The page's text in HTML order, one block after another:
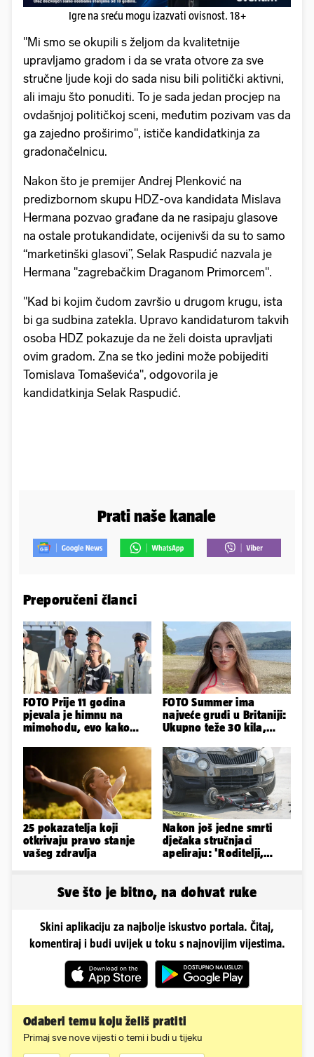
Igre na sreću mogu izazvati ovisnost. 18+
"Mi smo se okupili s željom da kvalitetnije
upravljamo gradom i da se vrata otvore za sve
stručne ljude koji do sada nisu bili politički aktivni,
ali imaju što ponuditi. To je sada jedan procjep na
ovdašnjoj političkoj sceni, međutim pozivam vas da
ga zajedno proširimo", ističe kandidatkinja za
gradonačelnicu.
Nakon što je premijer Andrej Plenković na
predizbornom skupu HDZ-ova kandidata Mislava
Hermana pozvao građane da ne rasipaju glasove
na ostale protukandidate, ocijenivši da su to samo
“marketinški glasovi”, Selak Raspudić nazvala je
Hermana "zagrebačkim Draganom Primorcem".
"Kad bi kojim čudom završio u drugom krugu, ista
bi ga sudbina zatekla. Upravo kandidaturom takvih
osoba HDZ pokazuje da ne želi doista upravljati
ovim gradom. Zna se tko jedini može pobijediti
Tomislava Tomaševića", odgovorila je
kandidatkinja Selak Raspudić.
Prati naše kanale
Preporučeni članci
FOTO Prije 11 godina
pjevala je himnu na
mimohodu, evo kako
FOTO Summer ima
najveće grudi u Britaniji:
Ukupno teže 30 kila,
smanjivanju...
25 pokazatelja koji
otkrivaju pravo stanje
vašeg zdravlja
Nakon još jedne smrti
dječaka stručnjaci
apeliraju: 'Roditelji,
Sve što je bitno, na dohvat ruke
Skini aplikaciju za najbolje iskustvo portala. Čitaj,
komentiraj i budi uvijek u toku s najnovijim vijestima.
Odaberi temu koju želiš pratiti
Primaj sve nove vijesti o temi i budi u tijeku